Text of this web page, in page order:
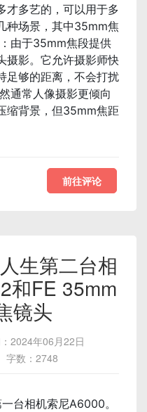
才多艺的，可以用于多
种场景，其中35mm焦
由于35mm焦段提供
摄影。它允许摄影师快
足够的距离，不会打扰
通常人像摄影更倾向
缩背景，但35mm焦距
前往评论
生第二台相
FE 35mm
镜头
2024年06月22日
字数：2748
台相机索尼A6000。